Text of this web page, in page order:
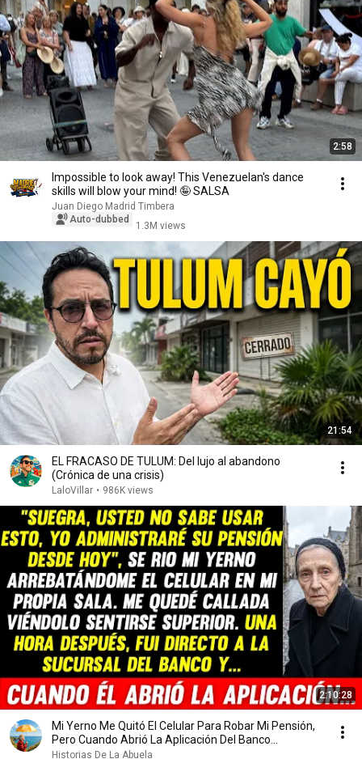
2:58
Impossible to look away! This Venezuelan's dance
skills will blow your mind! 🤪 SALSA
Juan Diego Madrid Timbera
Auto-dubbed
1.3M views
21:54
EL FRACASO DE TULUM: Del lujo al abandono
(Crónica de una crisis)
LaloVillar • 986K views
2:10:28
Mi Yerno Me Quitó El Celular Para Robar Mi Pensión,
Pero Cuando Abrió La Aplicación Del Banco...
Historias De La Abuela